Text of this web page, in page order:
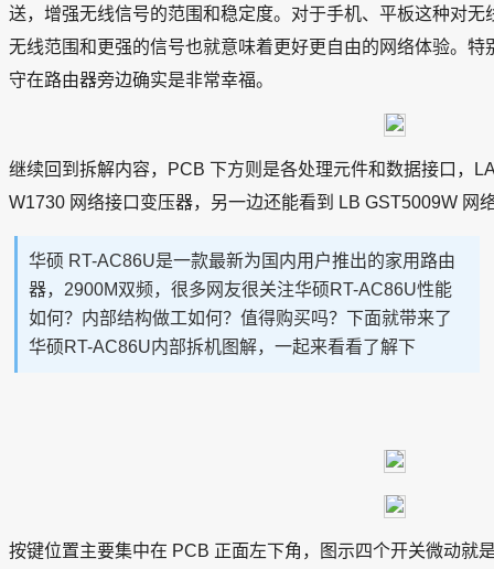
送，增强无线信号的范围和稳定度。对于手机、平板这种对
无线范围和更强的信号也就意味着更好更自由的网络体验。
守在路由器旁边确实是非常幸福。
继续回到拆解内容，PCB 下方则是各处理元件和数据接口，
W1730 网络接口变压器，另一边还能看到 LB GST5009W 网
华硕 RT-AC86U是一款最新为国内用户推出的家用路由
器，2900M双频，很多网友很关注华硕RT-AC86U性能
如何？内部结构做工如何？值得购买吗？下面就带来了
华硕RT-AC86U内部拆机图解，一起来看看了解下
按键位置主要集中在 PCB 正面左下角，图示四个开关微动就